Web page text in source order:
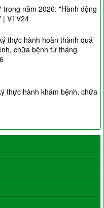
năm 2026: "Hành động
| VTV24
thực hành hoàn thành quá
chữa bệnh từ tháng
thực hành khám bệnh, chữa